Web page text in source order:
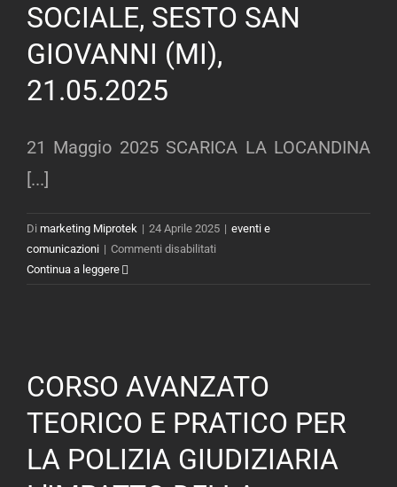
AL
DEGLI
INTERVENTO
SOCIALE, SESTO SAN
GIOVANNI (MI),
21.05.2025
21 Maggio 2025 SCARICA LA LOCANDINA
[...]
Di marketing Miprotek | 24 Aprile 2025 | eventi e
comunicazioni | Commenti disabilitati
AL
TRAFFICO
DI
SOSTANZE
STUPEFACENTI
Continua a leggere
CORSO AVANZATO
TEORICO E PRATICO PER
LA POLIZIA GIUDIZIARIA